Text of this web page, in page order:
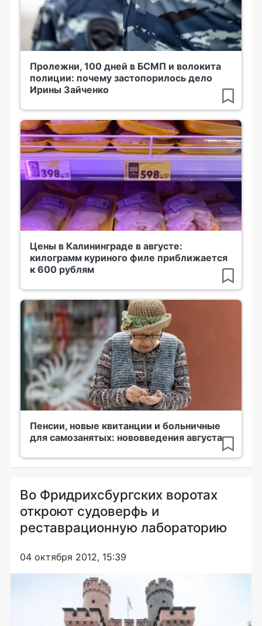
Пролежни, 100 дней в БСМП и волокита
полиции: почему застопорилось дело
Ирины Зайченко
Цены в Калининграде в августе:
килограмм куриного филе приближается
к 600 рублям
Пенсии, новые квитанции и больничные
для самозанятых: нововведения августа
Во Фридрихсбургских воротах
откроют судоверфь и
реставрационную лабораторию
04 октября 2012, 15:39